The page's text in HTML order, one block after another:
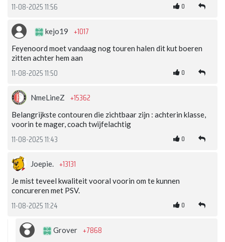
11-08-2025 11:56 0
kejo19 +1017
Feyenoord moet vandaag nog touren halen dit kut boeren
zitten achter hem aan
11-08-2025 11:50 0
NmeLineZ +15362
Belangrijkste contouren die zichtbaar zijn : achterin klasse,
voorin te mager, coach twijfelachtig
11-08-2025 11:43 0
Joepie. +13131
Je mist teveel kwaliteit vooral voorin om te kunnen
concureren met PSV.
11-08-2025 11:24 0
Grover +7868